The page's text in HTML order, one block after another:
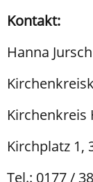
Kontakt:
Hanna Jursch
Kirchenkreis
Kirchplatz 1,
Tel.: 0177 /